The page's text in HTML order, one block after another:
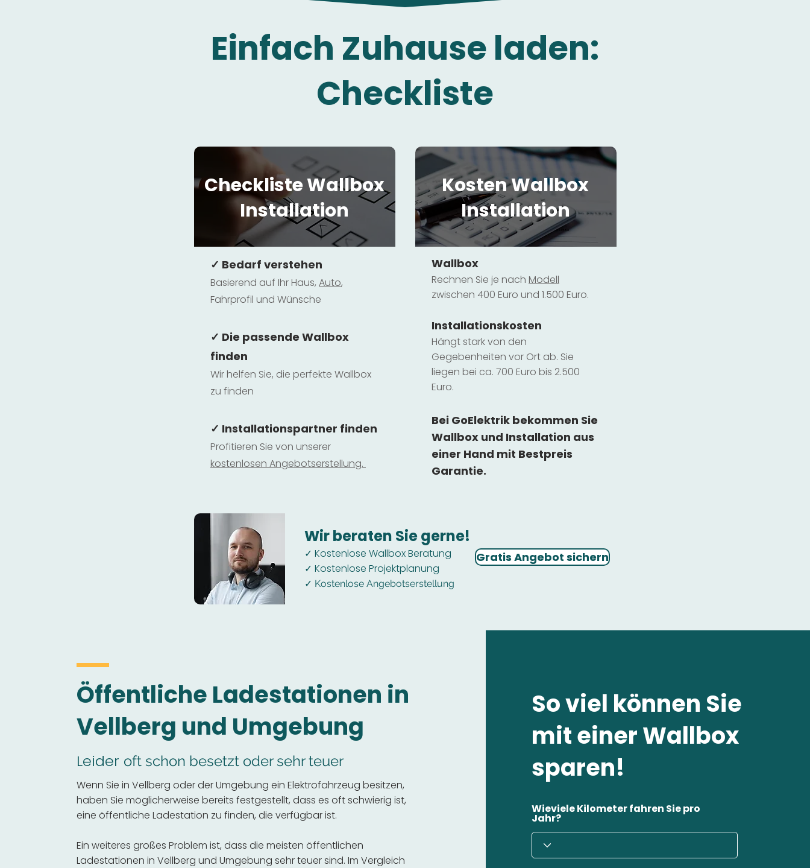
Einfach Zuhause laden:
Checkliste
Checkliste Wallbox
Installation
✓ Bedarf verstehen
Basierend auf Ihr Haus, Auto,
Fahrprofil und Wünsche
✓ Die passende Wallbox
finden
Wir helfen Sie, die perfekte Wallbox
zu finden
✓ Installationspartner finden
Profitieren Sie von unserer
kostenlosen Angebotserstellung.
Kosten Wallbox
Installation
Wallbox
Rechnen Sie je nach Modell
zwischen 400 Euro und 1.500 Euro.
Installationskosten
Hängt stark von den
Gegebenheiten vor Ort ab. Sie
liegen bei ca. 700 Euro bis 2.500
Euro.
Bei GoElektrik bekommen Sie
Wallbox und Installation aus
einer Hand mit Bestpreis
Garantie.
Wir beraten Sie gerne!
✓ Kostenlose Wallbox Beratung
✓ Kostenlose Projektplanung
✓ Kostenlose Angebotserstellung
Gratis Angebot sichern
Öffentliche Ladestationen in
Vellberg und Umgebung
Leider oft schon besetzt oder sehr teuer
Wenn Sie in Vellberg oder der Umgebung ein Elektrofahrzeug besitzen,
haben Sie möglicherweise bereits festgestellt, dass es oft schwierig ist,
eine öffentliche Ladestation zu finden, die verfügbar ist.
Ein weiteres großes Problem ist, dass die meisten öffentlichen
Ladestationen in Vellberg und Umgebung sehr teuer sind. Im Vergleich
So viel können Sie
mit einer Wallbox
sparen!
Wieviele Kilometer fahren Sie pro
Jahr?